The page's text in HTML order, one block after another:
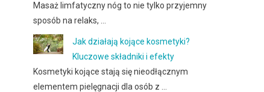
Masaż limfatyczny nóg to nie tylko przyjemny
sposób na relaks, …
Jak działają kojące kosmetyki?
Kluczowe składniki i efekty
Kosmetyki kojące stają się nieodłącznym
elementem pielęgnacji dla osób z …